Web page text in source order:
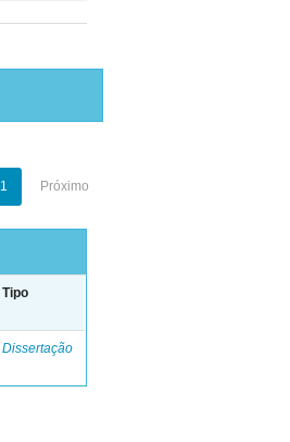
1 Próximo
Tipo
Dissertação